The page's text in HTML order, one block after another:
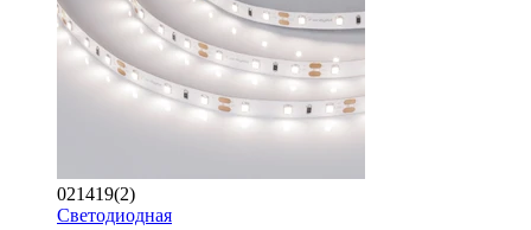
021419(2)
Светодиодная